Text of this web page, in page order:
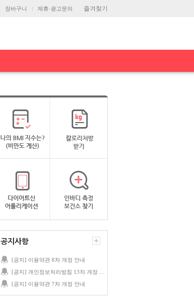
즐겨찾기
장바구니 제휴·광고문의
공지사항
[공지] 이용약관 8차 개정 안내
[공지] 이용약관 7차 개정 안내